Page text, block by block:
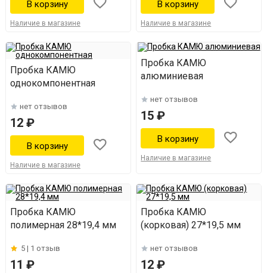
Наличие в магазине Наличие в магазине
Пробка КАМЮ
однокомпонентная
нет отзывов
12 ₽
Наличие в магазине
Пробка КАМЮ
алюминиевая
нет отзывов
15 ₽
Наличие в магазине
Пробка КАМЮ
полимерная 28*19,4 мм
5 | 1 отзыв
11 ₽
Пробка КАМЮ
(корковая) 27*19,5 мм
нет отзывов
12 ₽